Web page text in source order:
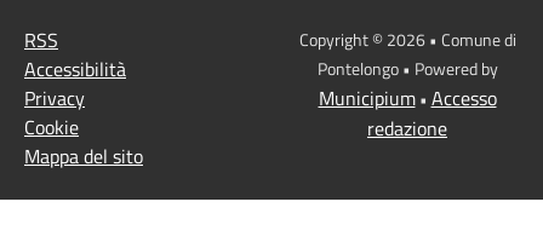
RSS
Accessibilità
Privacy
Cookie
Mappa del sito
Copyright © 2026 • Comune di
Pontelongo • Powered by
Municipium• Accesso
redazione